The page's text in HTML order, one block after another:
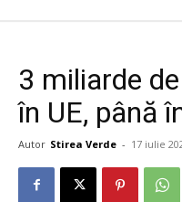
3 miliarde
în UE, până
Autor Stirea Verde - 17 iulie